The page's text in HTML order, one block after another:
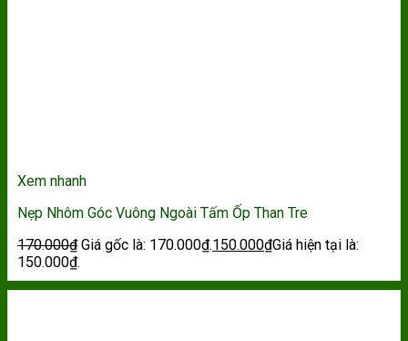
Xem nhanh
Nẹp Nhôm Góc Vuông Ngoài Tấm Ốp Than Tre
170.000₫ Giá gốc là: 170.000₫.150.000₫Giá hiện tại là:
150.000₫.